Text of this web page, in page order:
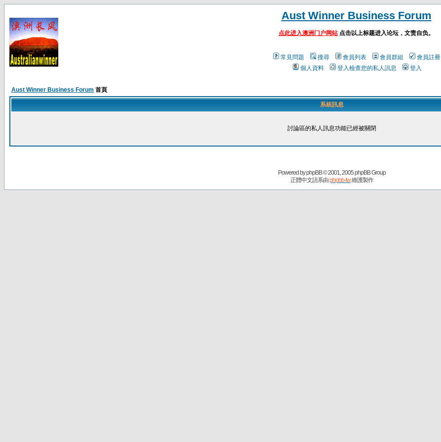
Aust Winner Business Forum
点此进入澳洲门户网站点击以上标题进入论坛，文责自负。
常見問題 搜尋 會員列表 會員群組
會員註冊
個人資料
登入檢查您的私人訊息 登入
Aust Winner Business Forum 首頁
系統訊息
討論區的私人訊息功能已經被關閉
Powered byphpBB© 2001, 2005 phpBB Group
正體中文語系由phpbb-tw維護製作